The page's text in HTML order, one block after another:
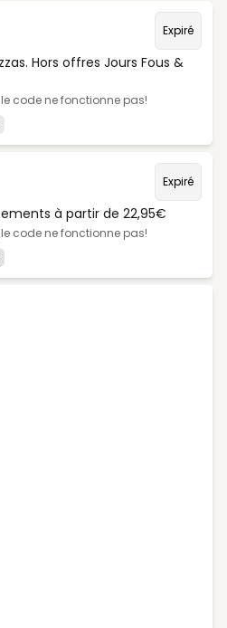
Expiré
Hors offres Jours Fous &
code ne fonctionne pas!
Expiré
à partir de 22,95€
code ne fonctionne pas!